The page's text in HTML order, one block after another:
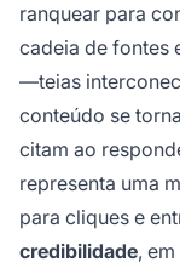
ranquear para
cadeia de fontes
—teias
conteúdo se
citam ao
representa uma
para cliques e
credibilidade,